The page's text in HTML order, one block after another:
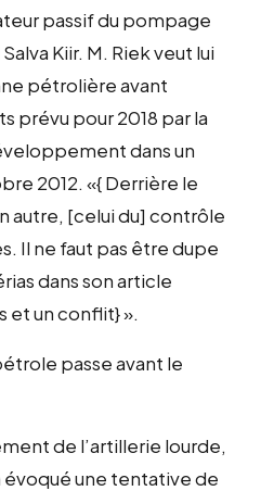
passif du pompage
Kiir. M. Riek veut lui
pétrolière avant
prévu pour 2018 par la
dans un
2012. «{ Derrière le
autre, [celui du] contrôle
Il ne faut pas être dupe
dans son article
et un conflit} ».
passe avant le
de l’artillerie lourde,
évoqué une tentative de